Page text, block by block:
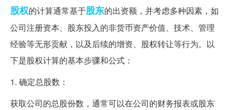
股权的计算通常基于股东的出资额，并考虑多种因素，如
公司注册资本、股东投入的非货币资产价值、技术、管理
经验等无形贡献，以及后续的增资、股权转让等行为。以
下是股权计算的基本步骤和公式：
1. 确定总股数：
获取公司的总股份数，通常可以在公司的财务报表或股东